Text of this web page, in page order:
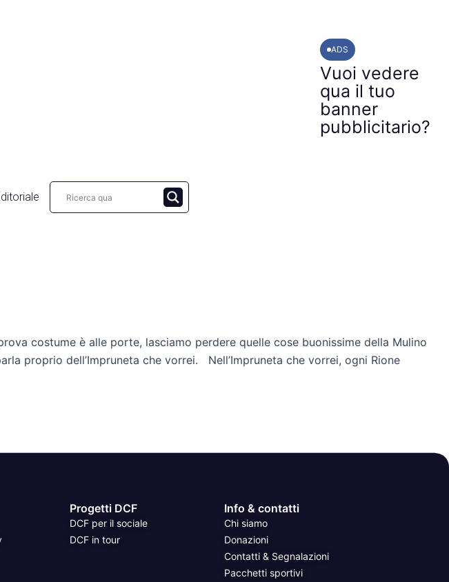
ADS
Vuoi vedere
qua il tuo
banner
pubblicitario?
costume è alle porte, lasciamo perdere quelle cose buonissime della Mulino
proprio dell’Impruneta che vorrei. Nell’Impruneta che vorrei, ogni Rione
Progetti DCF
DCF per il sociale
DCF in tour
Info & contatti
Chi siamo
Donazioni
Contatti & Segnalazioni
Pacchetti sportivi